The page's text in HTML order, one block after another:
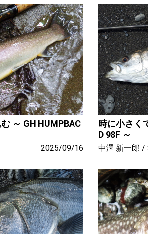
～ GH HUMPBAC
2025/09/16
時に小さく
D 98F ～
中澤 新一郎